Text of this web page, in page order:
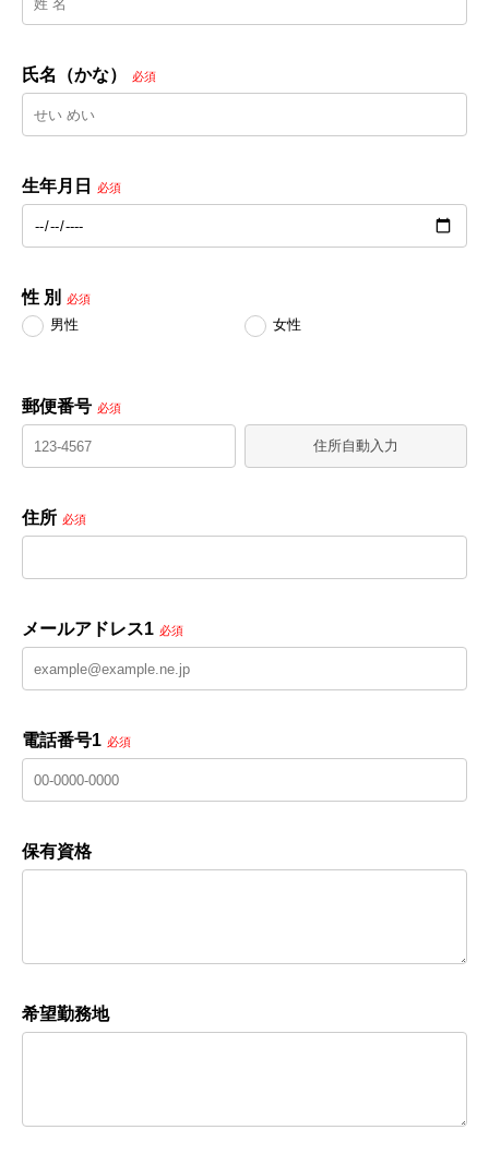
氏名（かな） 必須
生年月日 必須
性 別 必須
男性 女性
郵便番号 必須
住所自動入力
住所 必須
メールアドレス1 必須
電話番号1 必須
保有資格
希望勤務地